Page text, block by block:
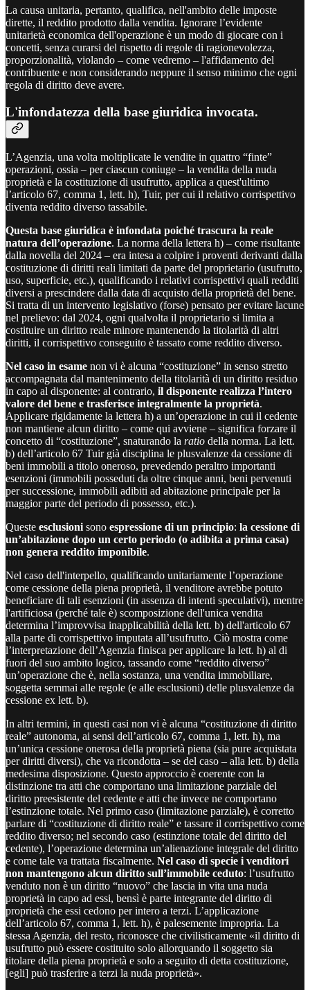
La causa unitaria, pertanto, qualifica, nell'ambito delle imposte
dirette, il reddito prodotto dalla vendita. Ignorare l’evidente
unitarietà economica dell'operazione è un modo di giocare con i
concetti, senza curarsi del rispetto di regole di ragionevolezza,
proporzionalità, violando – come vedremo – l'affidamento del
contribuente e non considerando neppure il senso minimo che ogni
regola di diritto deve avere.
L'infondatezza della base giuridica invocata.
L’Agenzia, una volta moltiplicate le vendite in quattro “finte”
operazioni, ossia – per ciascun coniuge – la vendita della nuda
proprietà e la costituzione di usufrutto, applica a quest'ultimo
l’articolo 67, comma 1, lett. h), Tuir, per cui il relativo corrispettivo
diventa reddito diverso tassabile.
Questa base giuridica è infondata poiché trascura la reale
natura dell’operazione. La norma della lettera h) – come risultante
dalla novella del 2024 – era intesa a colpire i proventi derivanti dalla
costituzione di diritti reali limitati da parte del proprietario (usufrutto,
uso, superficie, etc.), qualificando i relativi corrispettivi quali redditi
diversi a prescindere dalla data di acquisto della proprietà del bene.
Si tratta di un intervento legislativo (forse) pensato per evitare lacune
nel prelievo: dal 2024, ogni qualvolta il proprietario si limita a
costituire un diritto reale minore mantenendo la titolarità di altri
diritti, il corrispettivo conseguito è tassato come reddito diverso.
Nel caso in esame non vi è alcuna “costituzione” in senso stretto
accompagnata dal mantenimento della titolarità di un diritto residuo
in capo al disponente: al contrario, il disponente realizza l’intero
valore del bene e trasferisce integralmente la proprietà.
Applicare rigidamente la lettera h) a un’operazione in cui il cedente
non mantiene alcun diritto – come qui avviene – significa forzare il
concetto di “costituzione”, snaturando la ratio della norma. La lett.
b) dell’articolo 67 Tuir già disciplina le plusvalenze da cessione di
beni immobili a titolo oneroso, prevedendo peraltro importanti
esenzioni (immobili posseduti da oltre cinque anni, beni pervenuti
per successione, immobili adibiti ad abitazione principale per la
maggior parte del periodo di possesso, etc.).
Queste esclusionisono espressione di un principio: la cessione di
un’abitazione dopo un certo periodo (o adibita a prima casa)
non genera reddito imponibile.
Nel caso dell'interpello, qualificando unitariamente l’operazione
come cessione della piena proprietà, il venditore avrebbe potuto
beneficiare di tali esenzioni (in assenza di intenti speculativi), mentre
l'artificiosa (perché tale è) scomposizione dell'unica vendita
determina l’improvvisa inapplicabilità della lett. b) dell'articolo 67
alla parte di corrispettivo imputata all’usufrutto. Ciò mostra come
l’interpretazione dell’Agenzia finisca per applicare la lett. h) al di
fuori del suo ambito logico, tassando come “reddito diverso”
un’operazione che è, nella sostanza, una vendita immobiliare,
soggetta semmai alle regole (e alle esclusioni) delle plusvalenze da
cessione ex lett. b).
In altri termini, in questi casi non vi è alcuna “costituzione di diritto
reale” autonoma, ai sensi dell’articolo 67, comma 1, lett. h), ma
un’unica cessione onerosa della proprietà piena (sia pure acquistata
per diritti diversi), che va ricondotta – se del caso – alla lett. b) della
medesima disposizione. Questo approccio è coerente con la
distinzione tra atti che comportano una limitazione parziale del
diritto preesistente del cedente e atti che invece ne comportano
l’estinzione totale. Nel primo caso (limitazione parziale), è corretto
parlare di “costituzione di diritto reale” e tassare il corrispettivo come
reddito diverso; nel secondo caso (estinzione totale del diritto del
cedente), l’operazione determina un’alienazione integrale del diritto
e come tale va trattata fiscalmente. Nel caso di specie i venditori
non mantengono alcun diritto sull’immobile ceduto: l’usufrutto
venduto non è un diritto “nuovo” che lascia in vita una nuda
proprietà in capo ad essi, bensì è parte integrante del diritto di
proprietà che essi cedono per intero a terzi. L’applicazione
dell’articolo 67, comma 1, lett. h), è palesemente impropria. La
stessa Agenzia, del resto, riconosce che civilisticamente «il diritto di
usufrutto può essere costituito solo allorquando il soggetto sia
titolare della piena proprietà e solo a seguito di detta costituzione,
[egli] può trasferire a terzi la nuda proprietà».